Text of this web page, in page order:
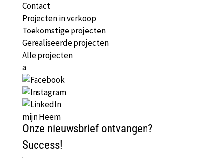
Contact
Projecten in verkoop
Toekomstige projecten
Gerealiseerde projecten
Alle projecten
a
mijn Heem
Onze nieuwsbrief ontvangen?
Success!